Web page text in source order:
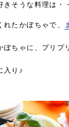
そうな料理は・
たかぼちゃで、
ぼちゃに、プリプ
入り♪